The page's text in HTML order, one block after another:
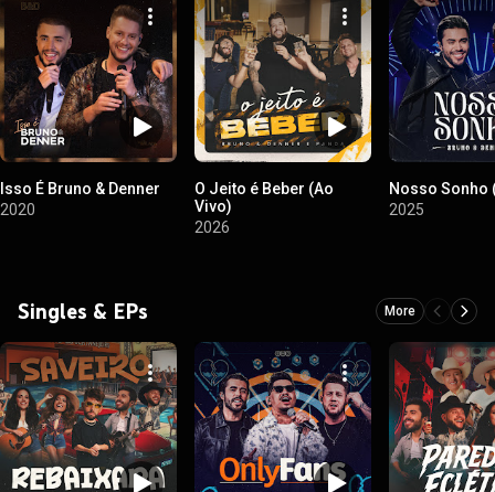
Isso É Bruno & Denner
2020
O Jeito é Beber (Ao
Vivo)
2026
Nosso Sonho
2025
Singles & EPs More